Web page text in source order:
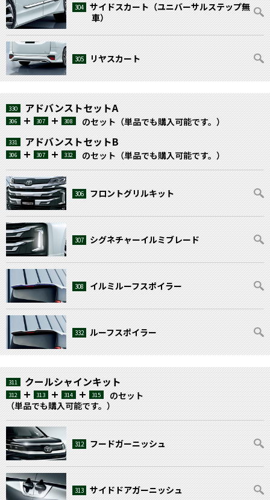
304
サイドスカート（ユニバーサルステップ無
車）
305 リヤスカート
330 アドバンストセットA
306 307 308 のセット（単品でも購入可能です。）
331 アドバンストセットB
306 307 332 のセット（単品でも購入可能です。）
306 フロントグリルキット
307 シグネチャーイルミブレード
308 イルミルーフスポイラー
332 ルーフスポイラー
311 クールシャインキット
312 313 314 315
のセット
（単品でも購入可能です。）
312 フードガーニッシュ
313 サイドドアガーニッシュ